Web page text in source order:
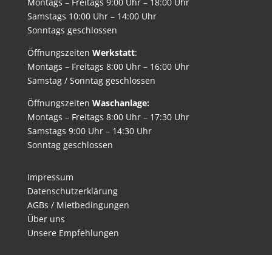
Samstags 10:00 Uhr – 14:00 Uhr
Sonntags geschlossen
Öffnungszeiten Werkstatt:
Montags – Freitags 8:00 Uhr – 16:00 Uhr
Samstag / Sonntag geschlossen
Öffnungszeiten Waschanlage:
Montags – Freitags 8:00 Uhr – 17:30 Uhr
Samstags 9:00 Uhr – 14:30 Uhr
Sonntag geschlossen
Impressum
Datenschutzerklärung
AGBs / Mietbedingungen
Über uns
Unsere Empfehlungen